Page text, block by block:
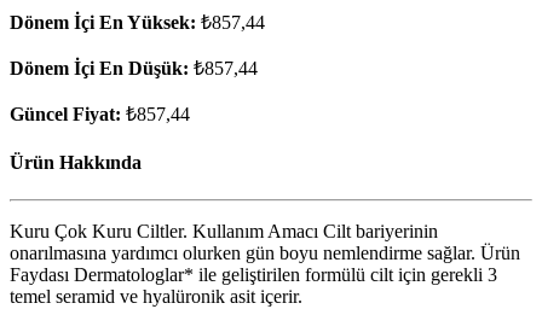
Dönem İçi En Yüksek: ₺857,44
Dönem İçi En Düşük: ₺857,44
Güncel Fiyat: ₺857,44
Ürün Hakkında
Kuru Çok Kuru Ciltler. Kullanım Amacı Cilt bariyerinin
onarılmasına yardımcı olurken gün boyu nemlendirme sağlar. Ürün
Faydası Dermatologlar* ile geliştirilen formülü cilt için gerekli 3
temel seramid ve hyalüronik asit içerir.